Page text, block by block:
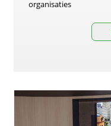
organisaties